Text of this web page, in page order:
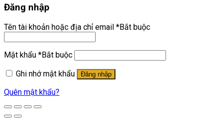
Đăng nhập
Tên tài khoản hoặc địa chỉ email *Bắt buộc
Mật khẩu *Bắt buộc
Ghi nhớ mật khẩu
Đăng nhập
Quên mật khẩu?